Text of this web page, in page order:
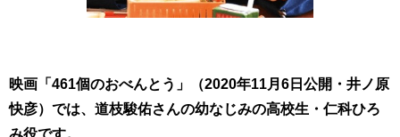
映画「461個のおべんとう」（2020年11月6日公開・井ノ原
快彦）では、道枝駿佑さんの幼なじみの高校生・仁科ひろ
み役です。